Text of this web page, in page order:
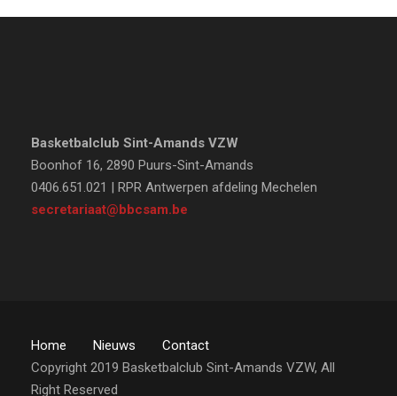
Basketbalclub Sint-Amands VZW
Boonhof 16, 2890 Puurs-Sint-Amands
0406.651.021 | RPR Antwerpen afdeling Mechelen
secretariaat@bbcsam.be
Home Nieuws
Contact
Copyright 2019 Basketbalclub Sint-Amands VZW, All
Right Reserved